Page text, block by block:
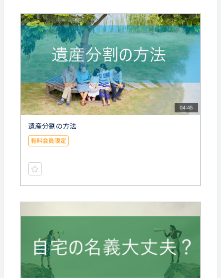
04:45
遺産分割の方法
有料会員限定